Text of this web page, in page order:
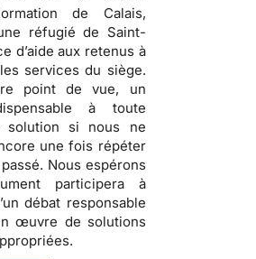
de Calais,
réfugié de Saint-
d’aide aux retenus à
services du siège.
point de vue, un
à toute
solution si nous ne
une fois répéter
Nous espérons
participera à
débat responsable
œuvre de solutions